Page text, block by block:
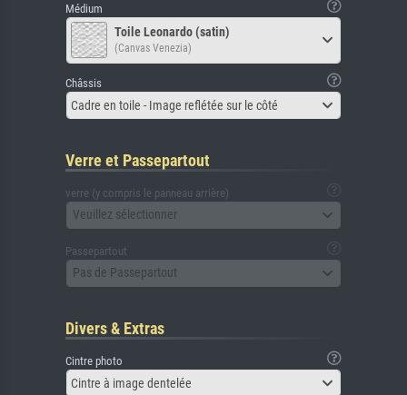
Médium
Toile Leonardo (satin)
(Canvas Venezia)
Châssis
Cadre en toile - Image reflétée sur le côté
Verre et Passepartout
verre (y compris le panneau arrière)
Veuillez sélectionner
Passepartout
Pas de Passepartout
Divers & Extras
Cintre photo
Cintre à image dentelée